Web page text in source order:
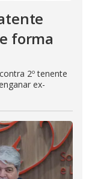
forma
2º tenente
ex-